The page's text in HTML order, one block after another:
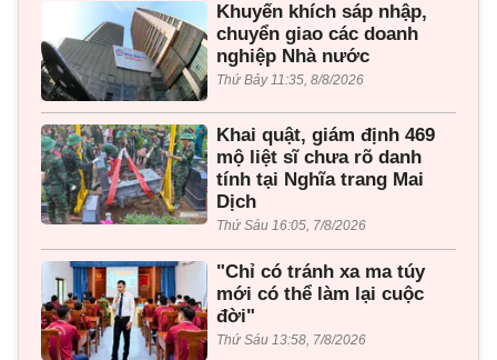
Khuyến khích sáp nhập,
chuyển giao các doanh
nghiệp Nhà nước
Thứ Bảy 11:35, 8/8/2026
Khai quật, giám định 469
mộ liệt sĩ chưa rõ danh
tính tại Nghĩa trang Mai
Dịch
Thứ Sáu 16:05, 7/8/2026
"Chỉ có tránh xa ma túy
mới có thể làm lại cuộc
đời"
Thứ Sáu 13:58, 7/8/2026